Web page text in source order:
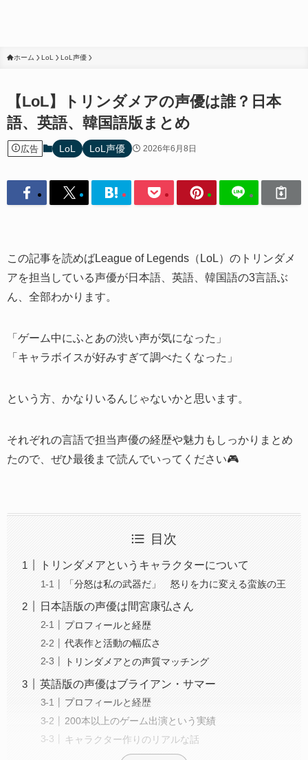
ホーム LoL LoL声優
【LoL】トリンダメアの声優は誰？日本
語、英語、韓国語版まとめ
広告 LoL LoL声優 2026年6月8日
この記事を読めばLeague of Legends（LoL）のトリンダメ
アを担当している声優が日本語、英語、韓国語の3言語ぶ
ん、全部わかります。
「ゲーム中にふとあの渋い声が気になった」
「キャラボイスが好みすぎて調べたくなった」
という方、かなりいるんじゃないかと思います。
それぞれの言語で担当声優の経歴や魅力もしっかりまとめ
たので、ぜひ最後まで読んでいってください🎮
目次
トリンダメアというキャラクターについて
「分怒は私の武器だ」 怒りを力に変える蛮族の王
日本語版の声優は間宮康弘さん
プロフィールと経歴
代表作と活動の幅広さ
トリンダメアとの声質マッチング
英語版の声優はブライアン・サマー
プロフィールと経歴
200本以上のゲーム出演という実績
キャラクター作りのリアルな話